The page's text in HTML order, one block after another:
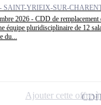
SAINT-YRIEIX-SUR-
2026 - CDD de remplacement
équipe pluridisciplinaire de 12
du...
CDI
Ajouter cette offre